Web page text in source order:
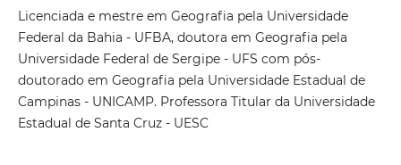
Licenciada e mestre em Geografia pela Universidade
Federal da Bahia - UFBA, doutora em Geografia pela
Universidade Federal de Sergipe - UFS com pós-
doutorado em Geografia pela Universidade Estadual de
Campinas - UNICAMP. Professora Titular da Universidade
Estadual de Santa Cruz - UESC